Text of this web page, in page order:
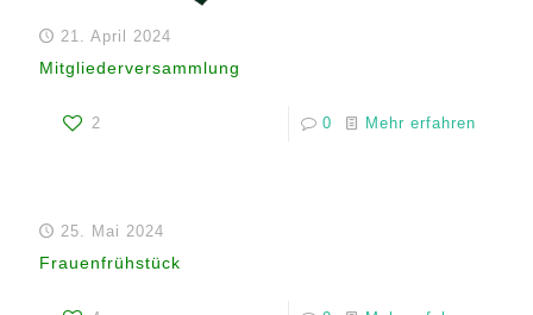
21. April 2024
Mitgliederversammlung
2 0 Mehr erfahren
25. Mai 2024
Frauenfrühstück